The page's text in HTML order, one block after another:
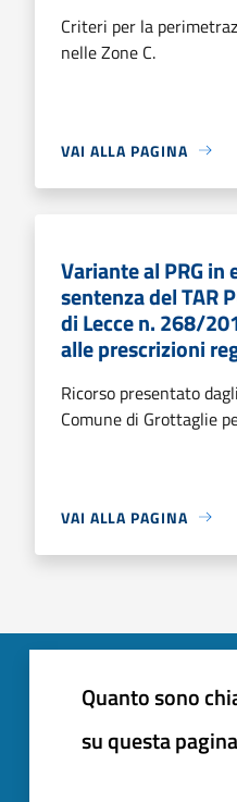
Criteri per la
nelle Zone C.
VAI ALLA PAGINA
Variante al PRG in
sentenza del TAR
di Lecce n. 268/
alle prescrizioni
Ricorso presentato
Comune di Grottaglie
VAI ALLA PAGINA
Quanto sono
su questa